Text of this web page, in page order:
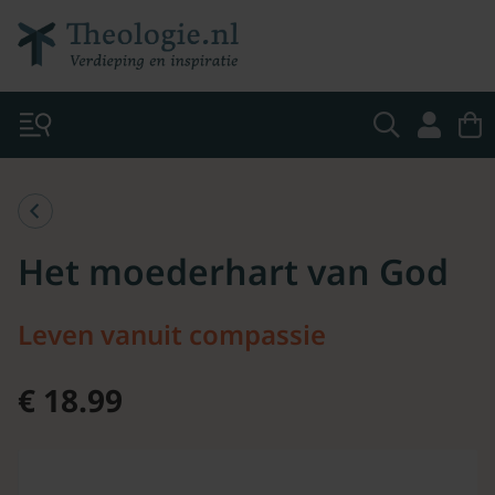
Het moederhart van God
Leven vanuit compassie
€ 18.99